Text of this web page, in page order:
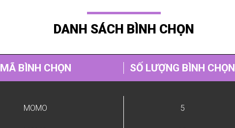
DANH SÁCH BÌNH CHỌN
MÃ BÌNH CHỌN SỐ LƯỢNG BÌNH CHỌN
MOMO 5